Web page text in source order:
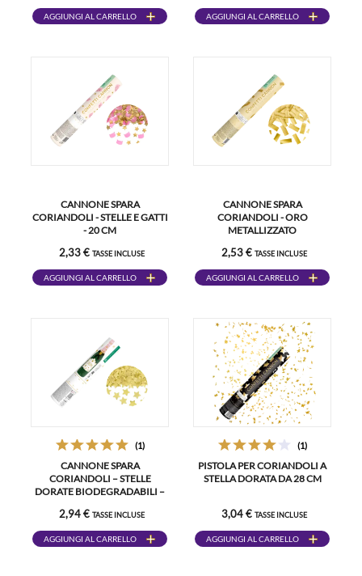
AGGIUNGI AL CARRELLO AGGIUNGI AL CARRELLO
CANNONE SPARA
CORIANDOLI - STELLE E GATTI
- 20 CM
2,33 € TASSE INCLUSE
AGGIUNGI AL CARRELLO
CANNONE SPARA
CORIANDOLI - ORO
METALLIZZATO
2,53 € TASSE INCLUSE
AGGIUNGI AL CARRELLO
(1)
CANNONE SPARA
CORIANDOLI – STELLE
DORATE BIODEGRADABILI –
2,94 € TASSE INCLUSE
AGGIUNGI AL CARRELLO
(1)
PISTOLA PER CORIANDOLI A
STELLA DORATA DA 28 CM
3,04 € TASSE INCLUSE
AGGIUNGI AL CARRELLO